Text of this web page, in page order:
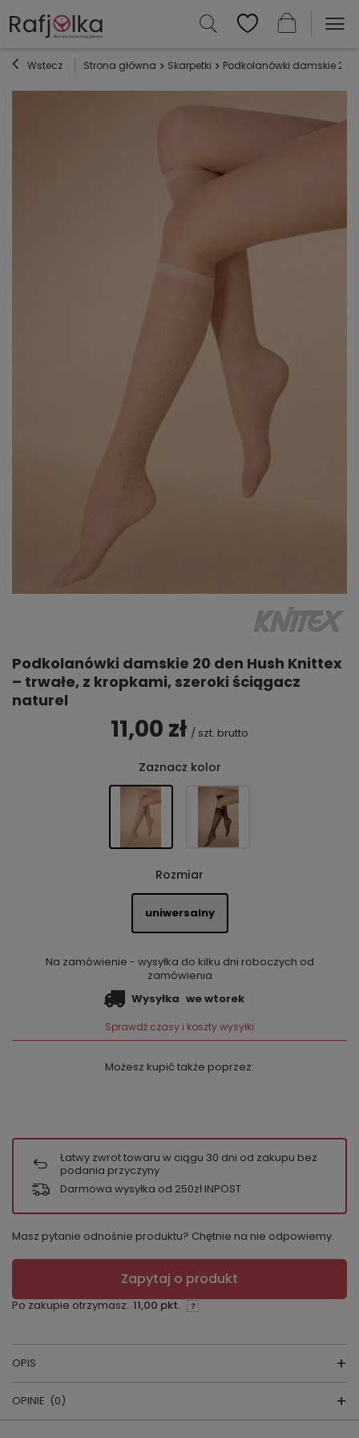
Wstecz Strona główna Skarpetki Podkolanówki damskie 20
Podkolanówki damskie 20 den Hush Knittex
– trwałe, z kropkami, szeroki ściągacz
naturel
11,00 zł / szt. brutto
Zaznacz kolor
Rozmiar
uniwersalny
Na zamówienie - wysyłka do kilku dni roboczych od
zamówienia
Wysyłka we wtorek
Sprawdź czasy i koszty wysyłki
Możesz kupić także poprzez:
Łatwy zwrot towaru w ciągu 30 dni od zakupu bez
podania przyczyny
Darmowa wysyłka od 250zł INPOST
Masz pytanie odnośnie produktu? Chętnie na nie odpowiemy.
Zapytaj o produkt
Po zakupie otrzymasz: 11,00 pkt.
OPIS
Podkolanówki
OPINIE (0)